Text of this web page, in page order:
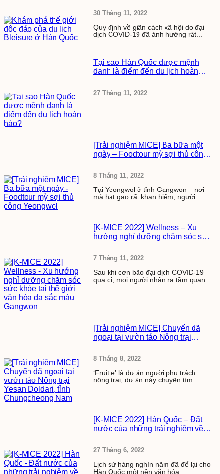
30 Tháng 11, 2022
Quy định về giãn cách xã hội do đại
dịch COVID-19 đã ảnh hưởng rất...
Tại sao Hàn Quốc được mệnh
danh là điểm đến du lịch hoàn
27 Tháng 11, 2022
[Trải nghiệm MICE] Ba bữa một
ngày – Foodtour mỳ sợi thủ công
8 Tháng 11, 2022
Tại Yeongwol ở tỉnh Gangwon – nơi
mà hạt gạo rất khan hiếm, người
[K-MICE 2022] Wellness – Xu
hướng nghỉ dưỡng chăm sóc sức
màu Gangwon
7 Tháng 11, 2022
Sau khi cơn bão đại dịch COVID-19
qua đi, mọi người nhận ra tầm quan...
[Trải nghiệm MICE] Chuyến dã
ngoại tại vườn táo Nông trại
Nam
8 Tháng 8, 2022
‘Fruitte’ là dự án người phụ trách
nông trại, dự án này chuyên tìm
[K-MICE 2022] Hàn Quốc – Đất
nước của những trải nghiệm về
27 Tháng 6, 2022
Lịch sử hàng nghìn năm đã để lại cho
Hàn Quốc một nền văn hóa...